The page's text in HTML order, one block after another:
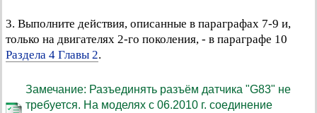
3. Выполните действия, описанные в параграфах 7-9 и,
только на двигателях 2-го поколения, - в параграфе 10
Раздела 4 Главы 2.
Замечание: Разъединять разъём датчика "G83" не
требуется. На моделях с 06.2010 г. соединение